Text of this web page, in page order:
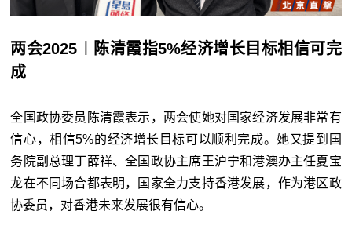
两会2025︱陈清霞指5%经济增长目标相信可完
成
全国政协委员陈清霞表示，两会使她对国家经济发展非常有
信心，相信5%的经济增长目标可以顺利完成。她又提到国
务院副总理丁薛祥、全国政协主席王沪宁和港澳办主任夏宝
龙在不同场合都表明，国家全力支持香港发展，作为港区政
协委员，对香港未来发展很有信心。